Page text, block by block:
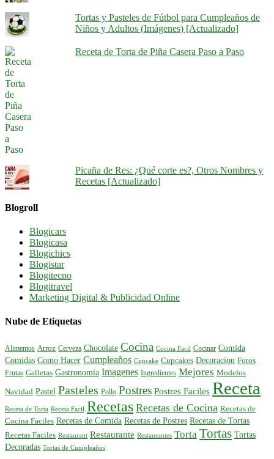
Tortas y Pasteles de Fútbol para Cumpleaños de
Niños y Adultos (Imágenes) [Actualizado]
Receta de Torta de Piña Casera Paso a Paso
Picaña de Res: ¿Qué corte es?, Otros Nombres y
Recetas [Actualizado]
Blogroll
Blogicars
Blogicasa
Blogichics
Blogistar
Blogitecno
Blogitravel
Marketing Digital & Publicidad Online
Nube de Etiquetas
Alimentos Arroz Cerveza Chocolate Cocina Cocina Facil Cocinar Comida
Comidas Como Hacer Cumpleaños Cupcake Cupcakes Decoracion Fotos
Frutas Galletas Gastronomia Imagenes Ingredientes Mejores Modelos
Navidad Pastel Pasteles Pollo Postres Postres Faciles Receta
Receta de Torta Receta Facil Recetas Recetas de Cocina Recetas de
Cocina Faciles Recetas de Comida Recetas de Postres Recetas de Tortas
Recetas Faciles Restaurant Restaurante Restaurantes Torta Tortas Tortas
Decoradas Tortas de Cumpleaños